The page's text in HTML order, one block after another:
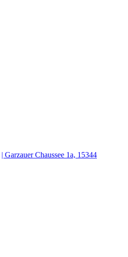
| Garzauer Chaussee 1a, 15344